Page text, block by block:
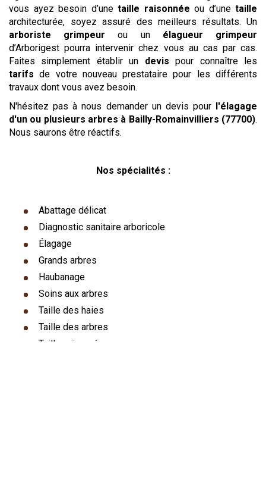
vous ayez besoin d’une taille raisonnée ou d’une taille
architecturée, soyez assuré des meilleurs résultats. Un
arboriste grimpeur ou un élagueur grimpeur
d’Arborigest pourra intervenir chez vous au cas par cas.
Faites simplement établir un devis pour connaître les
tarifs de votre nouveau prestataire pour les différents
travaux dont vous avez besoin.
N'hésitez pas à nous demander un devis pour l'élagage
d'un ou plusieurs arbres à Bailly-Romainvilliers (77700).
Nous saurons être réactifs.
Nos spécialités :
Abattage délicat
Diagnostic sanitaire arboricole
Élagage
Grands arbres
Haubanage
Soins aux arbres
Taille des haies
Taille des arbres
Taille raisonnée